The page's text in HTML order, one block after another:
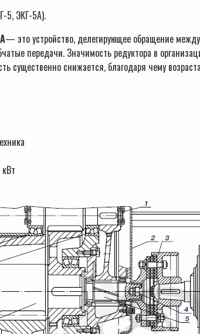
5, ЭКГ-5А).
— это устройство, делегирующее обращение
передачи. Значимость редуктора в
существенно снижается, благодаря чему